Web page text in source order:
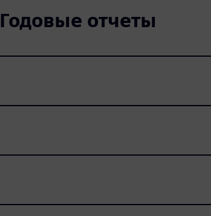
Годовые отчеты